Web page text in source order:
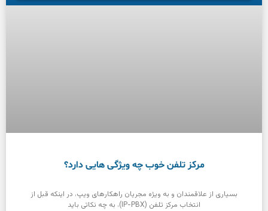
مرکز تلفن خوب چه ویژگی هایی دارد؟
بسیاری از علاقمندان و به ویژه مجریان راهکارهای ویپ، در اینکه قبل از
انتخاب مرکز تلفن (IP-PBX)، به چه نکاتی باید